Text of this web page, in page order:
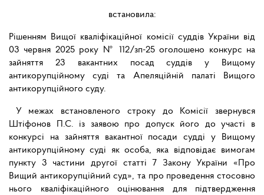
встановила:
Рішенням Вищої кваліфікаційної комісії суддів України від
03 червня 2025 року № 112/зп-25 оголошено конкурс на
зайняття 23 вакантних посад суддів у Вищому
антикорупційному суді та Апеляційній палаті Вищого
антикорупційного суду.
У межах встановленого строку до Комісії звернувся
Штіфонов П.С. із заявою про допуск його до участі в
конкурсі на зайняття вакантної посади судді у Вищому
антикорупційному суді як особа, яка відповідає вимогам
пункту 3 частини другої статті 7 Закону України «Про
Вищий антикорупційний суд», та про проведення стосовно
нього кваліфікаційного оцінювання для підтвердження